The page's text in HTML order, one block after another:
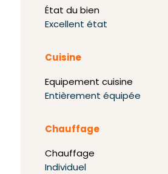
État du bien
Excellent état
Cuisine
Equipement cuisine
Entièrement équipée
Chauffage
Chauffage
Individuel